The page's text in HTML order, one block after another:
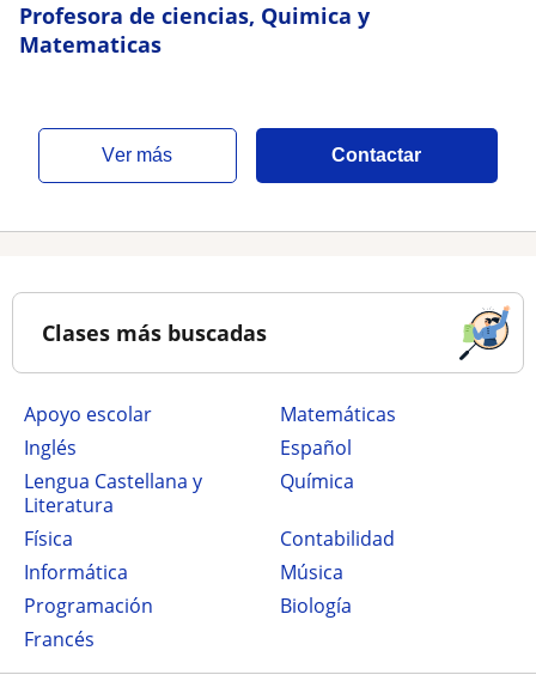
Profesora de ciencias, Quimica y
Matematicas
ver más Contactar
Clases más buscadas
Apoyo escolar
Matemáticas
Inglés
Español
Lengua Castellana y
Literatura
Química
Física
Contabilidad
Informática
Música
Programación
Biología
Francés